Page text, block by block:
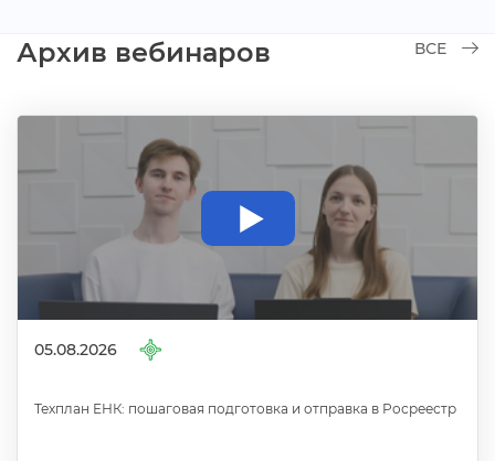
Архив вебинаро СЕ
05.08.2026
Техплан ЕНК: пошаговая подготовка и отправка в Росреестр